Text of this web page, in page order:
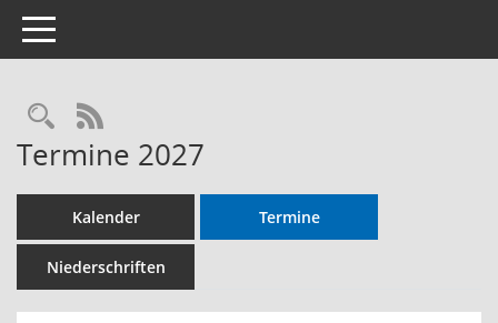
Toggle navigation
RSS-Feed
Termine 2027
Kalender Termine
Niederschriften